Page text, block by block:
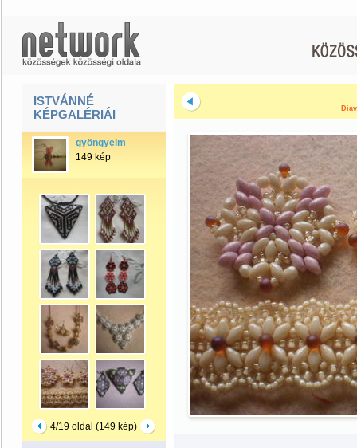
ISTVÁNNÉ
KÉPGALÉRIÁI
gyöngyeim
149 kép
4/19 oldal (149 kép)